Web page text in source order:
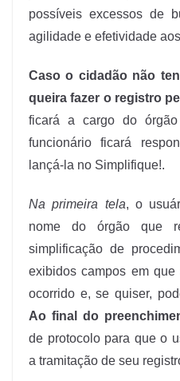
possíveis excessos de
agilidade e efetividade
Caso o cidadão não
queira fazer o registro
ficará a cargo do
funcionário ficará
lançá-la no Simplifique!.
Na primeira tela, o
nome do órgão que
simplificação de
exibidos campos em
ocorrido e, se quiser,
Ao final do
de protocolo para que o
a tramitação de seu